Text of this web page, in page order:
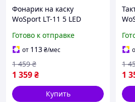
Фонарик на каску
WoSport LT-11 5 LED
зеленый + синий + ИК)
Койот
Готово к отправке
от 113₴/мес
1 359₴
1 459 ₴
Купить
1
1